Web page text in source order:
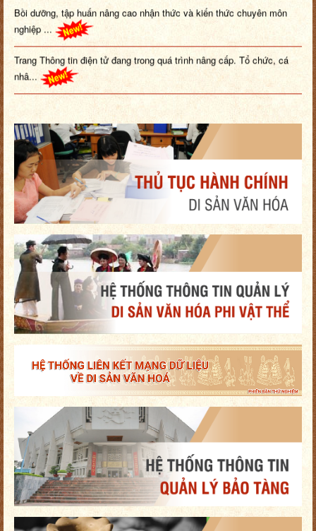
nghiệp ...
Trang Thông tin điện tử đang trong quá trình nâng cấp. Tổ chức, cá
nhâ...